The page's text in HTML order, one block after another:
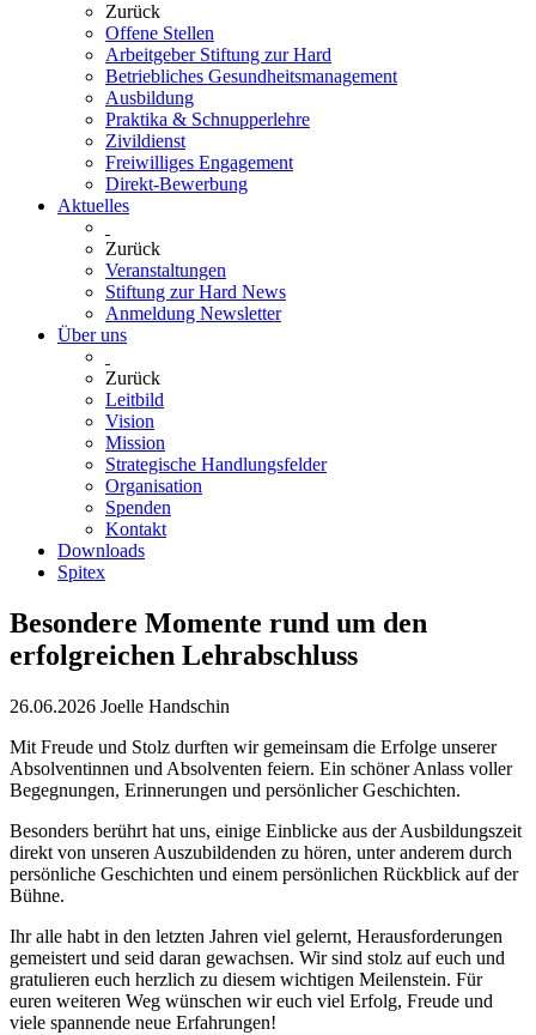
Zurück
Offene Stellen
Arbeitgeber Stiftung zur Hard
Betriebliches Gesundheitsmanagement
Ausbildung
Praktika & Schnupperlehre
Zivildienst
Freiwilliges Engagement
Direkt-Bewerbung
Aktuelles
Zurück
Veranstaltungen
Stiftung zur Hard News
Anmeldung Newsletter
Über uns
Zurück
Leitbild
Vision
Mission
Strategische Handlungsfelder
Organisation
Spenden
Kontakt
Downloads
Spitex
Besondere Momente rund um den
erfolgreichen Lehrabschluss
26.06.2026 Joelle Handschin
Mit Freude und Stolz durften wir gemeinsam die Erfolge unserer
Absolventinnen und Absolventen feiern. Ein schöner Anlass voller
Begegnungen, Erinnerungen und persönlicher Geschichten.
Besonders berührt hat uns, einige Einblicke aus der Ausbildungszeit
direkt von unseren Auszubildenden zu hören, unter anderem durch
persönliche Geschichten und einem persönlichen Rückblick auf der
Bühne.
Ihr alle habt in den letzten Jahren viel gelernt, Herausforderungen
gemeistert und seid daran gewachsen. Wir sind stolz auf euch und
gratulieren euch herzlich zu diesem wichtigen Meilenstein. Für
euren weiteren Weg wünschen wir euch viel Erfolg, Freude und
viele spannende neue Erfahrungen!